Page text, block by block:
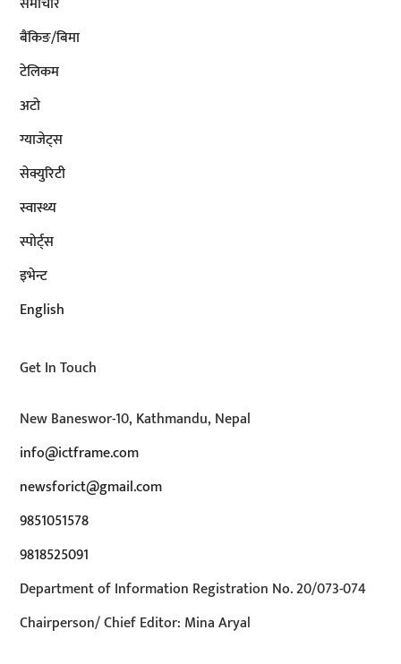
बैंकिङ/बिमा
टेलिकम
अटाे
ग्याजेट्स
सेक्युरिटी
स्वास्थ्य
स्पोर्ट्स
इभेन्ट
English
Get In Touch
New Baneswor-10, Kathmandu, Nepal
info@ictframe.com
newsforict@gmail.com
9851051578
9818525091
Department of Information Registration No. 20/073-074
Chairperson/ Chief Editor: Mina Aryal